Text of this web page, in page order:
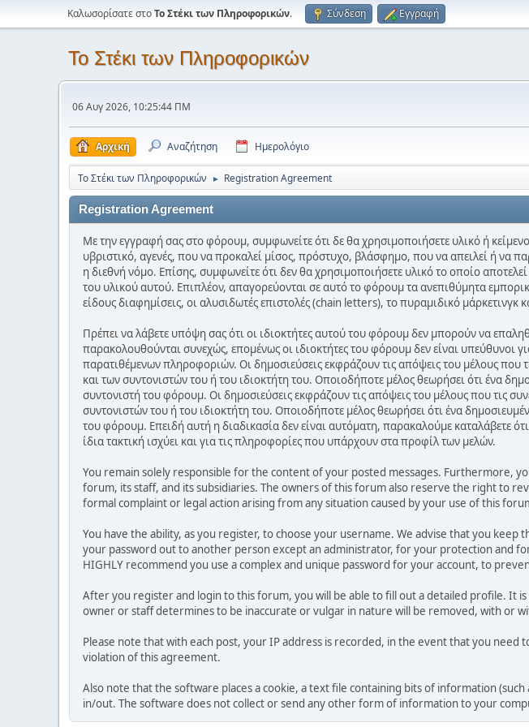
Καλωσορίσατε στοΤο Στέκι των Πληροφορικών. Σύνδεση Εγγραφή
Το Στέκι των Πληροφορικών
06 Αυγ 2026, 10:25:44 ΠΜ
Αρχική Αναζήτηση Ημερολόγιο
Το Στέκι των Πληροφορικών ► Registration Agreement
Registration Agreement
Με την εγγραφή σας στο φόρουμ, συμφωνείτε ότι δε θα χρησιμοποιήσετε υλικό ή
υβριστικό, αγενές, που να προκαλεί μίσος, πρόστυχο, βλάσφημο, που να απειλεί ή να
η διεθνή νόμο. Επίσης, συμφωνείτε ότι δεν θα χρησιμοποιήσετε υλικό το οποίο
του υλικού αυτού. Επιπλέον, απαγορεύονται σε αυτό το φόρουμ τα ανεπιθύμητα
είδους διαφημίσεις, οι αλυσιδωτές επιστολές (chain letters), το πυραμιδικό μάρκετινγκ
Πρέπει να λάβετε υπόψη σας ότι οι ιδιοκτήτες αυτού του φόρουμ δεν μπορούν να
παρακολουθούνται συνεχώς, επομένως οι ιδιοκτήτες του φόρουμ δεν είναι υπεύθυνοι
παρατιθέμενων πληροφοριών. Οι δημοσιεύσεις εκφράζουν τις απόψεις του μέλους που
και των συντονιστών του ή του ιδιοκτήτη του. Οποιοδήποτε μέλος θεωρήσει ότι ένα
συντονιστή του φόρουμ. Οι δημοσιεύσεις εκφράζουν τις απόψεις του μέλους που τις
συντονιστών του ή του ιδιοκτήτη του. Οποιοδήποτε μέλος θεωρήσει ότι ένα
του φόρουμ. Επειδή αυτή η διαδικασία δεν είναι αυτόματη, παρακαλούμε καταλάβετε
ίδια τακτική ισχύει και για τις πληροφορίες που υπάρχουν στα προφίλ των μελών.
You remain solely responsible for the content of your posted messages. Furthermore,
forum, its staff, and its subsidiaries. The owners of this forum also reserve the right to
formal complaint or legal action arising from any situation caused by your use of this
You have the ability, as you register, to choose your username. We advise that you
your password out to another person except an administrator, for your protection and
HIGHLY recommend you use a complex and unique password for your account, to
After you register and login to this forum, you will be able to fill out a detailed profile.
owner or staff determines to be inaccurate or vulgar in nature will be removed, with or
Please note that with each post, your IP address is recorded, in the event that you
violation of this agreement.
Also note that the software places a cookie, a text file containing bits of information
in/out. The software does not collect or send any other form of information to your